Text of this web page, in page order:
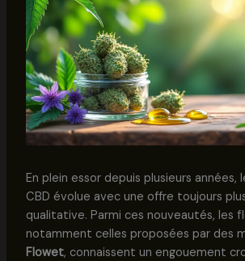
En plein essor depuis plusieurs années,
CBD évolue avec une offre toujours
qualitative. Parmi ces nouveautés, les
notamment celles proposées par des
Flowet, connaissent un engouement